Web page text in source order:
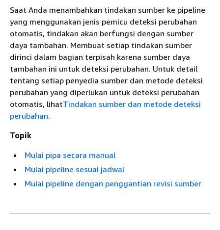
Saat Anda menambahkan tindakan sumber ke pipeline
yang menggunakan jenis pemicu deteksi perubahan
otomatis, tindakan akan berfungsi dengan sumber
daya tambahan. Membuat setiap tindakan sumber
dirinci dalam bagian terpisah karena sumber daya
tambahan ini untuk deteksi perubahan. Untuk detail
tentang setiap penyedia sumber dan metode deteksi
perubahan yang diperlukan untuk deteksi perubahan
otomatis, lihatTindakan sumber dan metode deteksi
perubahan.
Topik
Mulai pipa secara manual
Mulai pipeline sesuai jadwal
Mulai pipeline dengan penggantian revisi sumber